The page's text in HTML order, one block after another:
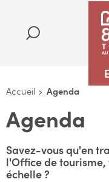
Accueil Agenda
Agenda
Savez-vous qu'en
l'Office de
échelle ?